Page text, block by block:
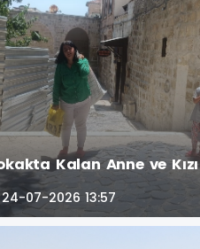
Kalan Anne ve Kızı
24-07-2026 13:57